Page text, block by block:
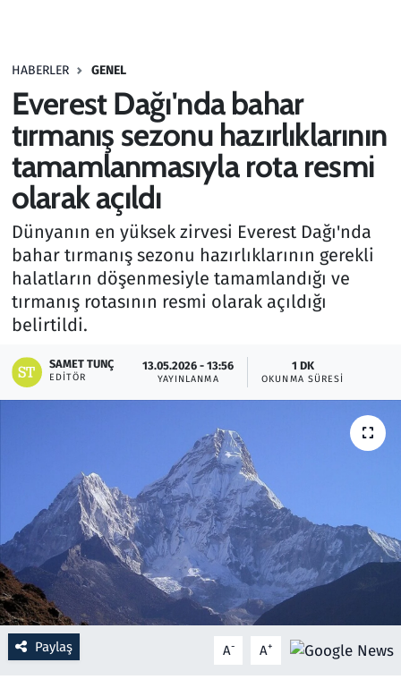
HABERLER GENEL
Everest Dağı'nda bahar
tırmanış sezonu hazırlıklarının
tamamlanmasıyla rota resmi
olarak açıldı
Dünyanın en yüksek zirvesi Everest Dağı'nda
bahar tırmanış sezonu hazırlıklarının gerekli
halatların döşenmesiyle tamamlandığı ve
tırmanış rotasının resmi olarak açıldığı
belirtildi.
SAMET TUNÇ
EDITÖR
13.05.2026 - 13:56
YAYINLANMA
1 DK
OKUNMA SÜRESI
Paylaş A- A+
Haber
Kurumsal Haberler
Lezzet Durağı
Memur ve Kamu
Otomobil
Ramazan
Rüya Tabirleri
Sağlık
Savunma Sanayi
Seçim 2023